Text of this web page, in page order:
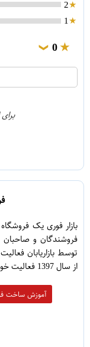
2
1
0
❯
بازار فوری یک
فروشندگان و صاحبان
توسط بازاریابان
از سال 1397 فعالیت خود را آغاز نموده است.
آموزش ساخت